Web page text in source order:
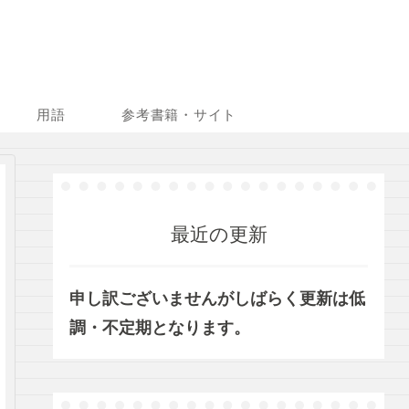
用語 参考書籍・サイト
最近の更新
申し訳ございませんがしばらく更新は低
調・不定期となります。